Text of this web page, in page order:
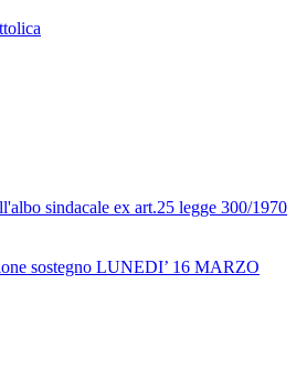
sindacale ex art.25 legge 300/1970
sostegno LUNEDI’ 16 MARZO